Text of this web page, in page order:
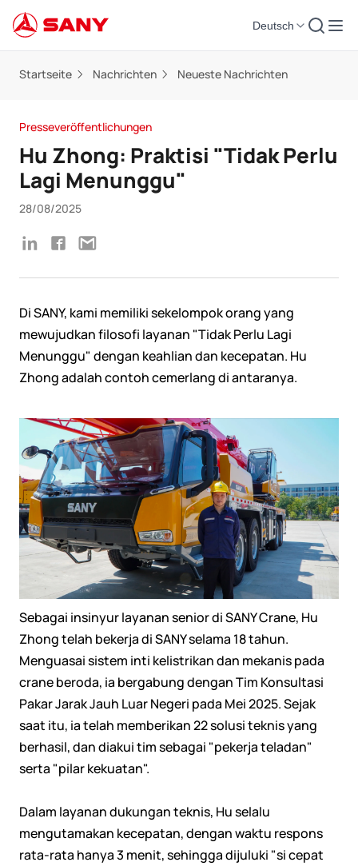
Deutsch
Startseite Nachrichten Neueste Nachrichten
Presseveröffentlichungen
Hu Zhong: Praktisi "Tidak Perlu
Lagi Menunggu"
28/08/2025
Di SANY, kami memiliki sekelompok orang yang
mewujudkan filosofi layanan "Tidak Perlu Lagi
Menunggu" dengan keahlian dan kecepatan. Hu
Zhong adalah contoh cemerlang di antaranya.
Sebagai insinyur layanan senior di SANY Crane, Hu
Zhong telah bekerja di SANY selama 18 tahun.
Menguasai sistem inti kelistrikan dan mekanis pada
crane beroda, ia bergabung dengan Tim Konsultasi
Pakar Jarak Jauh Luar Negeri pada Mei 2025. Sejak
saat itu, ia telah memberikan 22 solusi teknis yang
berhasil, dan diakui tim sebagai "pekerja teladan"
serta "pilar kekuatan".
Dalam layanan dukungan teknis, Hu selalu
mengutamakan kecepatan, dengan waktu respons
rata-rata hanya 3 menit, sehingga dijuluki "si cepat